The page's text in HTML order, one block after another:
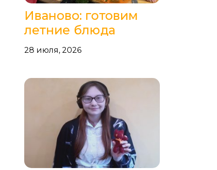
Иваново: готовим
летние блюда
28 июля, 2026